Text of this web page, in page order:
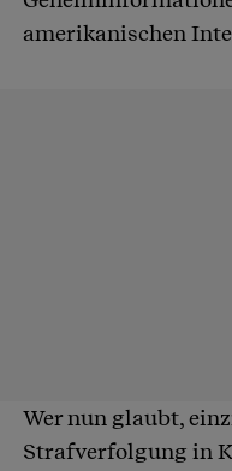
amerikanischen
Wer nun glaubt,
Strafverfolgung in